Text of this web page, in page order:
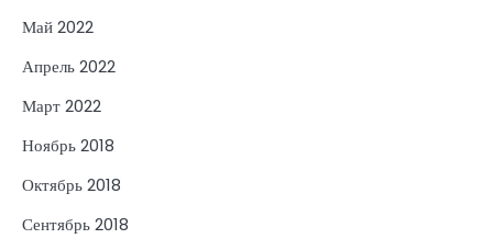
Май 2022
Апрель 2022
Март 2022
Ноябрь 2018
Октябрь 2018
Сентябрь 2018